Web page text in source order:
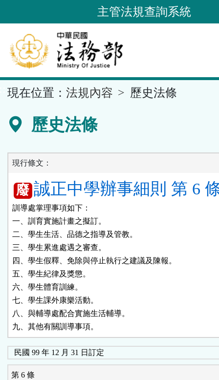
到
要
內
容
區
主管法規查詢系統
現在位置： 法規內容 歷史法條
歷史法條
現行條文：
廢 誠正中學辦事細則 第 6
訓導處掌理事項如下：
一、訓育實施計畫之擬訂。
二、學生生活、品德之指導及管教。
三、學生累進處遇之審查。
四、學生假釋、免除與停止執行之建議及陳報。
五、學生紀律及獎懲。
六、學生體育訓練。
七、學生課外康樂活動。
八、與輔導處配合實施生活輔導。
九、其他有關訓導事項。
民國 99 年 12 月 31 日訂定
第 6 條